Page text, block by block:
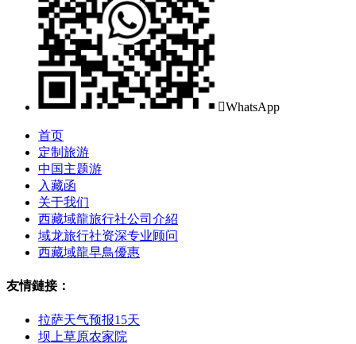
WhatsApp
首页
定制旅游
中国主题游
入藏函
关于我们
西藏域龍旅行社公司介紹
域龙旅行社资深专业顾问
西藏域龍早鳥優惠
友情鏈接：
拉萨天气预报15天
坝上草原农家院